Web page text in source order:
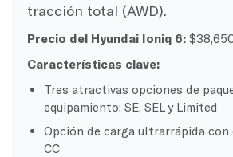
tracción total (AWD).
Precio del Hyundai Ioniq 6:
Características clave:
Tres atractivas opciones de
equipamiento: SE, SEL y Limited
Opción de carga ultrarrápida con
CC